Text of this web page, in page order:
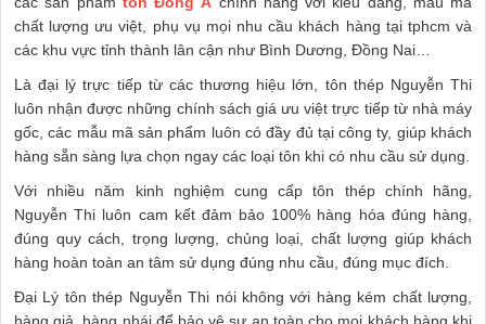
chất lượng ưu việt, phụ vụ mọi nhu cầu khách hàng tại tphcm và
các khu vực tỉnh thành lân cận như Bình Dương, Đồng Nai…
Là đại lý trực tiếp từ các thương hiệu lớn, tôn thép Nguyễn Thi
luôn nhận được những chính sách giá ưu việt trực tiếp từ nhà máy
gốc, các mẫu mã sản phẩm luôn có đầy đủ tại công ty, giúp khách
hàng sẵn sàng lựa chọn ngay các loại tôn khi có nhu cầu sử dụng.
Với nhiều năm kinh nghiệm cung cấp tôn thép chính hãng,
Nguyễn Thi luôn cam kết đảm bảo 100% hàng hóa đúng hàng,
đúng quy cách, trọng lượng, chủng loại, chất lượng giúp khách
hàng hoàn toàn an tâm sử dụng đúng nhu cầu, đúng mục đích.
Đại Lý tôn thép Nguyễn Thi nói không với hàng kém chất lượng,